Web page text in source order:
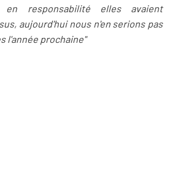
en responsabilité elles avaient
aujourd'hui nous n'en serions pas
l'année prochaine"